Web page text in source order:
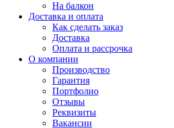
На балкон
Доставка и оплата
Как сделать заказ
Доставка
Оплата и рассрочка
О компании
Производство
Гарантия
Портфолио
Отзывы
Реквизиты
Вакансии